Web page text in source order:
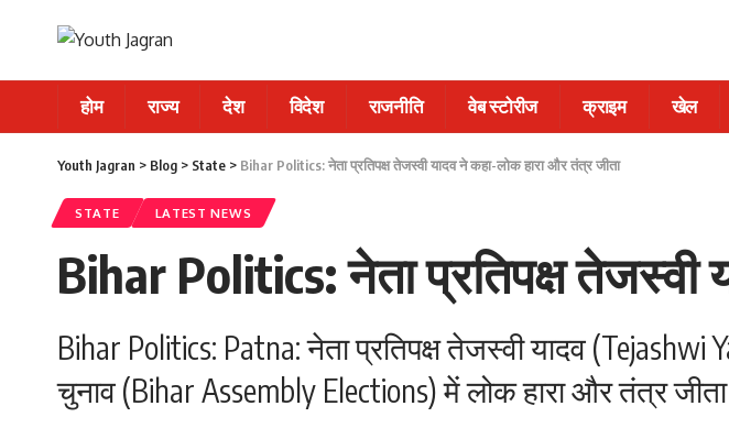
होम राज्य देश विदेश राजनीति वेब स्टोरीज क्राइम खेल
Youth Jagran > Blog > State > Bihar Politics: नेता प्रतिपक्ष तेजस्वी यादव ने कहा-लोक हारा और तंत्र जीता
STATE LATEST NEWS
Bihar Politics: नेता प्रतिपक्ष तेजस्वी
Bihar Politics: Patna: नेता प्रतिपक्ष तेजस्वी यादव (Tejashwi
चुनाव (Bihar Assembly Elections) में लोक हारा और तंत्र